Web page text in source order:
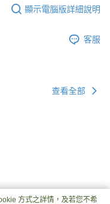
顯示電腦版詳細說明
客服
查看全部
方式之詳情，及若您不希